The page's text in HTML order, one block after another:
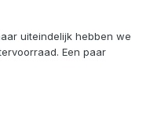
uiteindelijk hebben we
Een paar